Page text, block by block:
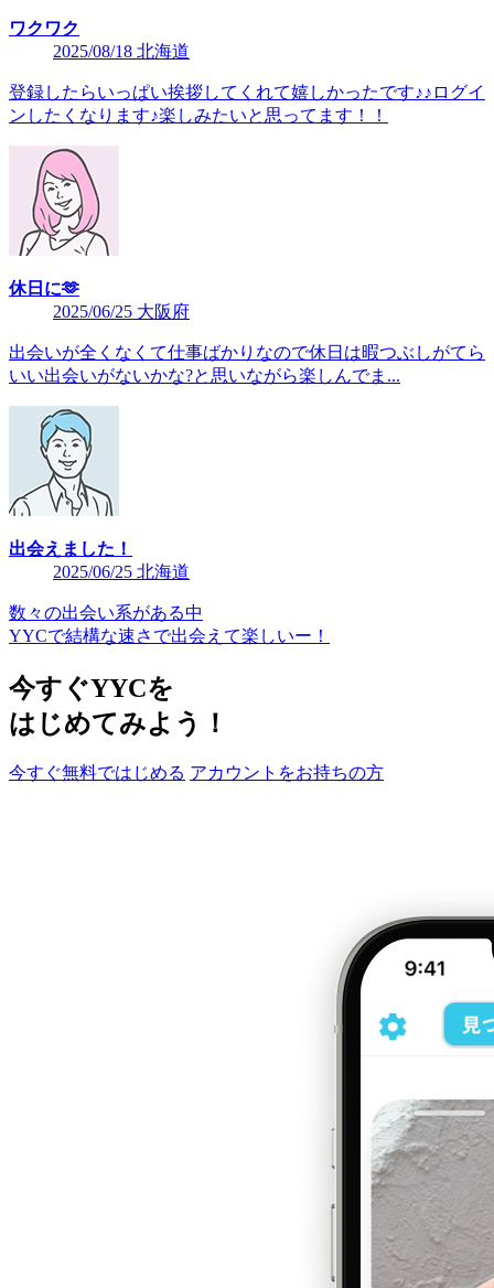
ワクワク
2025/08/18 北海道
登録したらいっぱい挨拶してくれて嬉しかったです♪♪ログイ
ンしたくなります♪楽しみたいと思ってます！！
休日に🫶
2025/06/25 大阪府
出会いが全くなくて仕事ばかりなので休日は暇つぶしがてら
いい出会いがないかな?と思いながら楽しんでま...
出会えました！
2025/06/25 北海道
数々の出会い系がある中
YYCで結構な速さで出会えて楽しいー！
今すぐYYCを
はじめてみよう！
今すぐ無料ではじめる アカウントをお持ちの方